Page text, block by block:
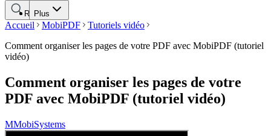
Plus
Rechercher
Accueil MobiPDF
Tutoriels vidéo
Comment organiser les pages de votre PDF avec MobiPDF (tutoriel
vidéo)
Comment organiser les pages de votre
PDF avec MobiPDF (tutoriel vidéo)
MMobiSystems